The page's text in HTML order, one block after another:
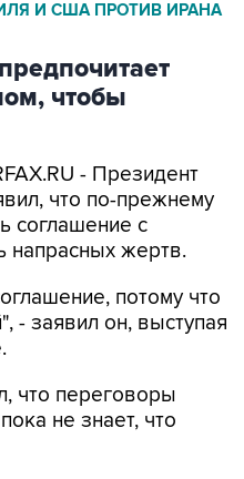
чтобы
- Президент
соглашение с
напрасных жертв.
потому что
переговоры
власти недавно